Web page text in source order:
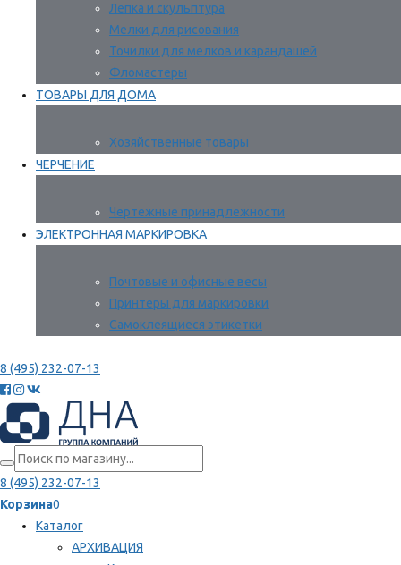
Лепка и скульптура
Мелки для рисования
Точилки для мелков и карандашей
Фломастеры
ТОВАРЫ ДЛЯ ДОМА
Хозяйственные товары
ЧЕРЧЕНИЕ
Чертежные принадлежности
ЭЛЕКТРОННАЯ МАРКИРОВКА
Почтовые и офисные весы
Принтеры для маркировки
Самоклеящиеся этикетки
8 (495) 232-07-13
8 (495) 232-07-13
Корзина0
Каталог
АРХИВАЦИЯ